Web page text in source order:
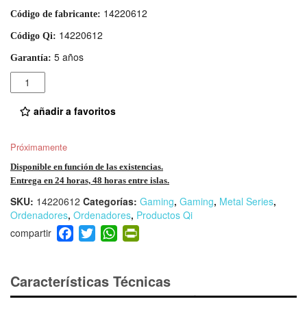
Código de fabricante: 14220612
Código Qi: 14220612
Garantía: 5 años
Cantidad
añadir a favoritos
Próximamente
Disponible en función de las existencias.
Entrega en 24 horas, 48 horas entre islas.
SKU: 14220612 Categorías: Gaming, Gaming, Metal Series,
Ordenadores, Ordenadores, Productos Qi
F
a
e
b
T
wi
er
W
h
s
A
ri
e
Características Técnicas